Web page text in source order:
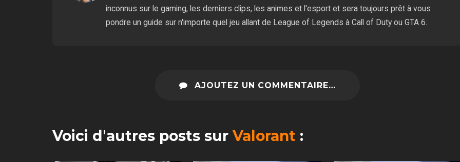
inconnus sur le gaming, les derniers clips, les animes et l'esport et sera toujours prêt à vous
pondre un guide sur n'importe quel jeu allant de League of Legends à Call of Duty ou GTA 6.
AJOUTEZ UN COMMENTAIRE…
Voici d'autres posts sur Valorant :